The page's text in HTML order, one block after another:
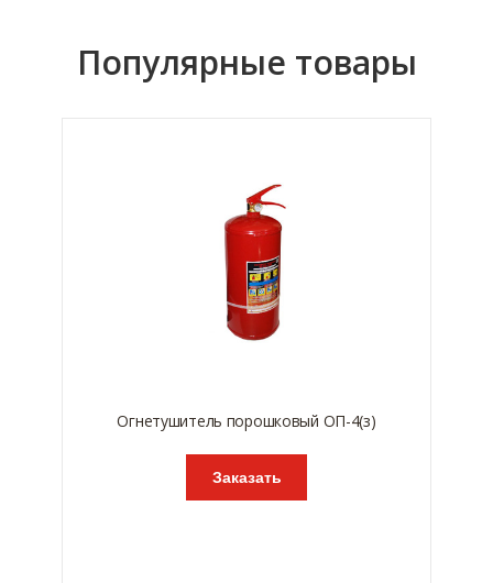
Популярные товары
Огнетушитель порошковый ОП-4(з)
Заказать